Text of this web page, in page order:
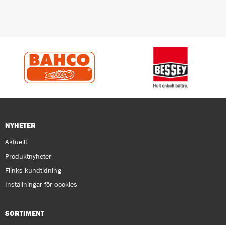
NYHETER
Aktuellt
Produktnyheter
Flinks kundtidning
Inställningar för cookies
SORTIMENT